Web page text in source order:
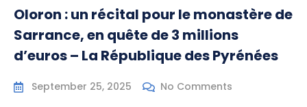
Oloron : un récital pour le monastère de
Sarrance, en quête de 3 millions
d’euros – La République des Pyrénées
September 25, 2025 No Comments